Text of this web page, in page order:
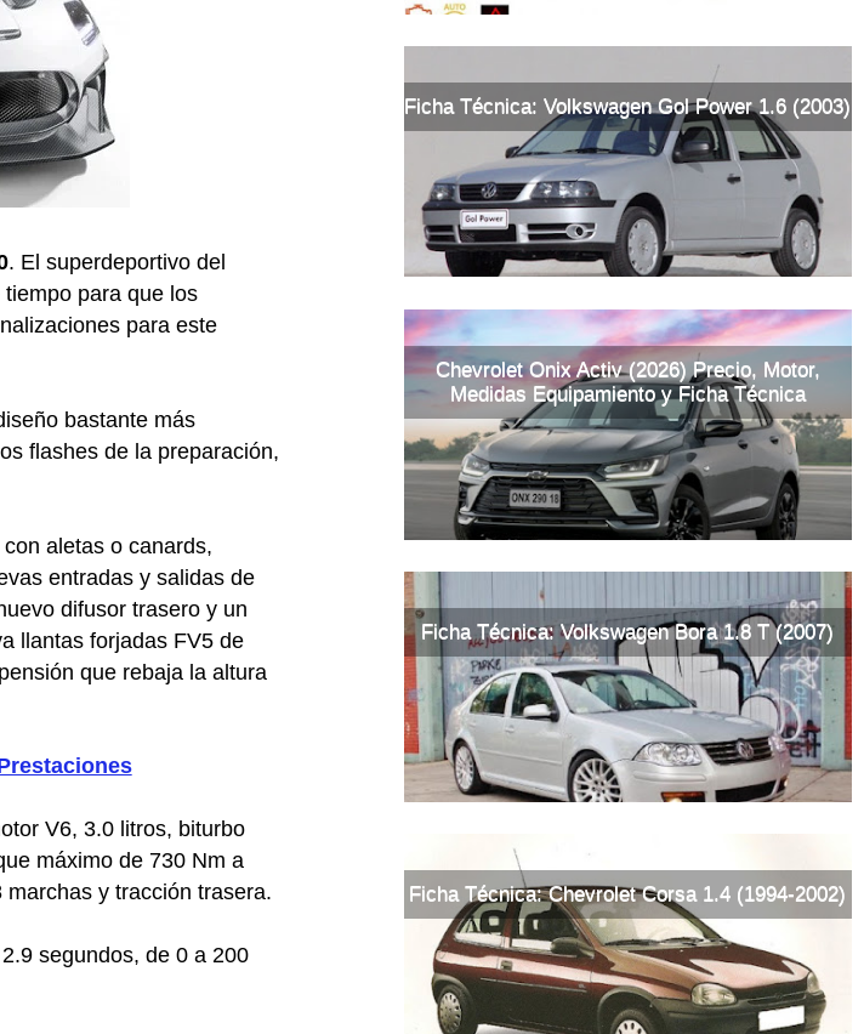
. El superdeportivo del
para que los
para este
bastante más
flashes de la preparación,
aletas o canards,
entradas y salidas de
difusor trasero y un
llantas forjadas FV5 de
que rebaja la altura
V6, 3.0 litros, biturbo
máximo de 730 Nm a
y tracción trasera.
segundos, de 0 a 200
Ficha Técnica: Volkswagen Gol Power 1.6 (2003)
Chevrolet Onix Activ (2026) Precio, Motor,
Medidas Equipamiento y Ficha Técnica
Ficha Técnica: Volkswagen Bora 1.8 T (2007)
Ficha Técnica: Chevrolet Corsa 1.4 (1994-2002)